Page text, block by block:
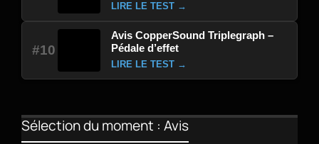
LIRE LE TEST →
#10
Avis CopperSound Triplegraph –
Pédale d’effet
LIRE LE TEST →
Sélection du moment : Avis